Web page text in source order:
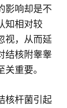
影响却是不
知相对较
视，从而延
结核附睾睾
重要。
核杆菌引起